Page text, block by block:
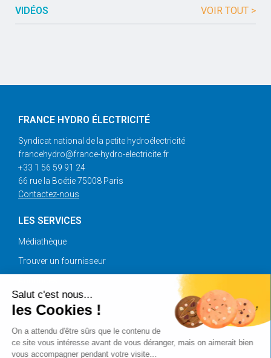
VIDÉOS VOIR TOUT >
FRANCE HYDRO ÉLECTRICITÉ
Syndicat national de la petite hydroélectricité
francehydro@france-hydro-electricite.fr
+33 1 56 59 91 24
66 rue la Boétie 75008 Paris
Contactez-nous
LES SERVICES
Médiathèque
Trouver un fournisseur
SUIVEZ-NOUS
Salut c'est nous...
les Cookies !
On a attendu d'être sûrs que le contenu de
ce site vous intéresse avant de vous déranger, mais on aimerait bien
vous accompagner pendant votre visite...